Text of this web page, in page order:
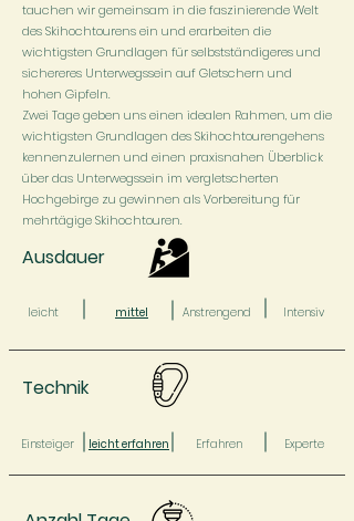
tauchen wir gemeinsam in die faszinierende Welt
des Skihochtourens ein und erarbeiten die
wichtigsten Grundlagen für selbstständigeres und
sichereres Unterwegssein auf Gletschern und
hohen Gipfeln.
Zwei Tage geben uns einen idealen Rahmen, um die
wichtigsten Grundlagen des Skihochtourengehens
kennenzulernen und einen praxisnahen Überblick
über das Unterwegssein im vergletscherten
Hochgebirge zu gewinnen als Vorbereitung für
mehrtägige Skihochtouren.
Ausdauer
leicht mittel Anstrengend Intensiv
Technik
Einsteiger leicht erfahren Erfahren Experte